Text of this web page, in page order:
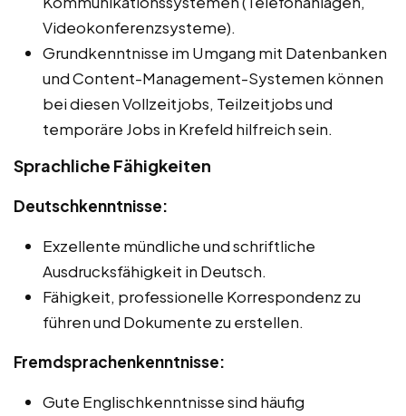
Videokonferenzsysteme).
Grundkenntnisse im Umgang mit Datenbanken
und Content-Management-Systemen können
bei diesen Vollzeitjobs, Teilzeitjobs und
temporäre Jobs in Krefeld hilfreich sein.
Sprachliche Fähigkeiten
Deutschkenntnisse:
Exzellente mündliche und schriftliche
Ausdrucksfähigkeit in Deutsch.
Fähigkeit, professionelle Korrespondenz zu
führen und Dokumente zu erstellen.
Fremdsprachenkenntnisse:
Gute Englischkenntnisse sind häufig